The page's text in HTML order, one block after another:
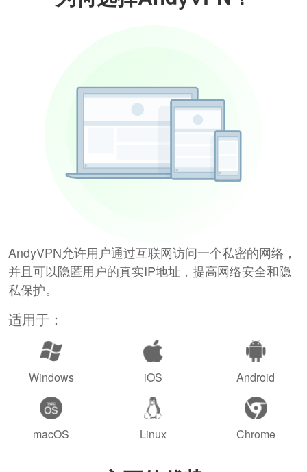
AndyVPN允许用户通过互联网访问一个私密的网络，
并且可以隐匿用户的真实IP地址，提高网络安全和隐
私保护。
适用于：
Windows iOS Android
macOS Linux Chrome